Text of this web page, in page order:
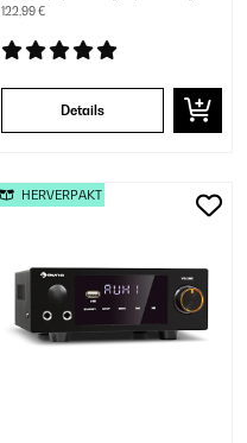
122,99 €
Details
HERVERPAKT